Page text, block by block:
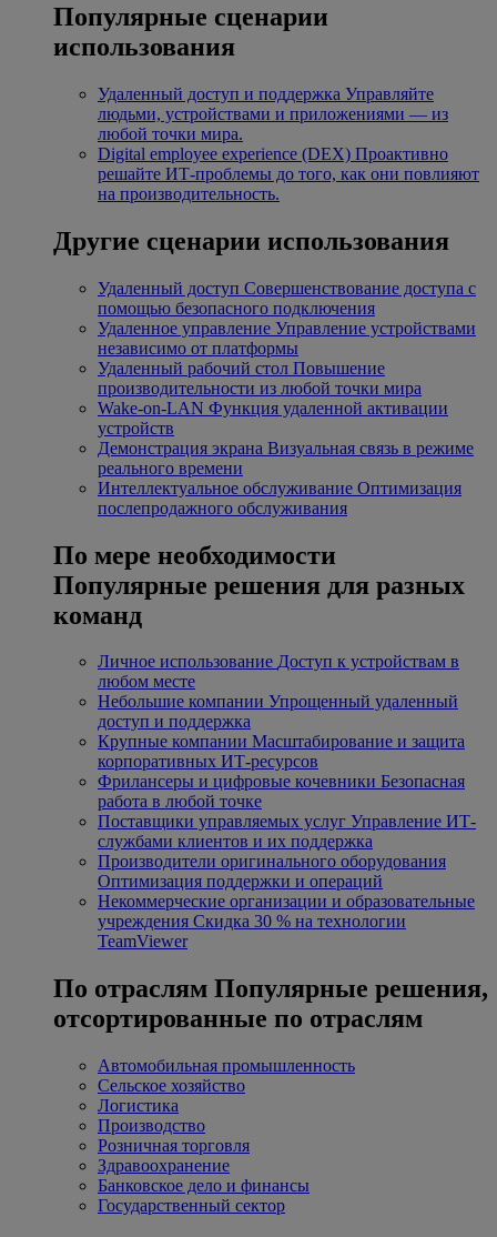
Популярные сценарии
использования
Удаленный доступ и поддержка Управляйте
людьми, устройствами и приложениями — из
любой точки мира.
Digital employee experience (DEX) Проактивно
решайте ИТ-проблемы до того, как они повлияют
на производительность.
Другие сценарии использования
Удаленный доступ Совершенствование доступа с
помощью безопасного подключения
Удаленное управление Управление устройствами
независимо от платформы
Удаленный рабочий стол Повышение
производительности из любой точки мира
Wake-on-LAN Функция удаленной активации
устройств
Демонстрация экрана Визуальная связь в режиме
реального времени
Интеллектуальное обслуживание Оптимизация
послепродажного обслуживания
По мере необходимости
Популярные решения для разных
команд
Личное использование Доступ к устройствам в
любом месте
Небольшие компании Упрощенный удаленный
доступ и поддержка
Крупные компании Масштабирование и защита
корпоративных ИТ-ресурсов
Фрилансеры и цифровые кочевники Безопасная
работа в любой точке
Поставщики управляемых услуг Управление ИТ-
службами клиентов и их поддержка
Производители оригинального оборудования
Оптимизация поддержки и операций
Некоммерческие организации и образовательные
учреждения Скидка 30 % на технологии
TeamViewer
По отраслям Популярные решения,
отсортированные по отраслям
Автомобильная промышленность
Сельское хозяйство
Логистика
Производство
Розничная торговля
Здравоохранение
Банковское дело и финансы
Государственный сектор